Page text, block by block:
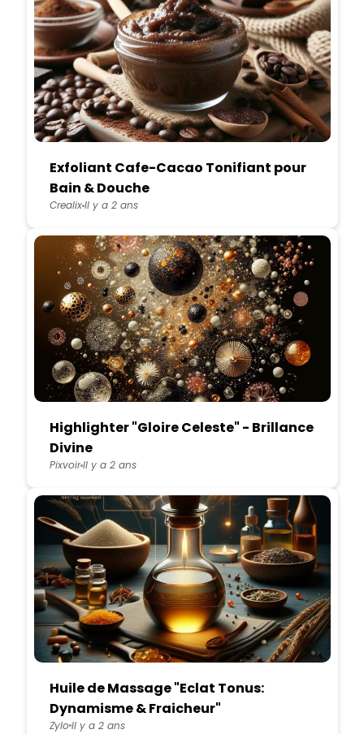
Exfoliant Cafe-Cacao Tonifiant pour
Bain & Douche
CrealixIl y a 2 ans
Highlighter "Gloire Celeste" - Brillance
Divine
PixvoirIl y a 2 ans
Huile de Massage "Eclat Tonus:
Dynamisme & Fraicheur"
ZyloIl y a 2 ans